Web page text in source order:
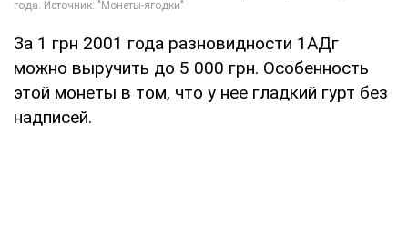
За 1 грн 2001 года разновидности 1АДг
можно выручить до 5 000 грн. Особенность
этой монеты в том, что у нее гладкий гурт без
надписей.